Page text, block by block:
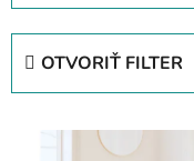
d
OTVORIŤ FILTER